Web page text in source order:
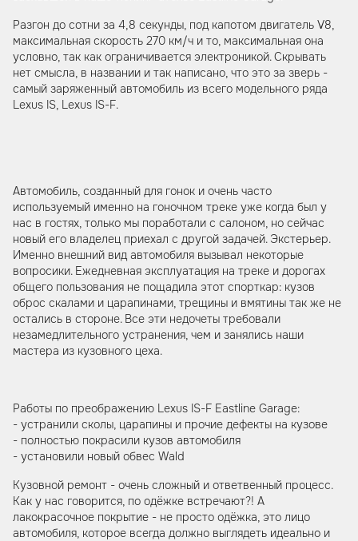
Разгон до сотни за 4,8 секунды, под капотом двигатель V8,
максимальная скорость 270 км/ч и то, максимальная она
условно, так как ограничивается электроникой. Скрывать
нет смысла, в названии и так написано, что это за зверь -
самый заряженный автомобиль из всего модельного ряда
Lexus IS, Lexus IS-F.
Автомобиль, созданный для гонок и очень часто
используемый именно на гоночном треке уже когда был у
нас в гостях, только мы поработали с салоном, но сейчас
новый его владелец приехал с другой задачей. Экстерьер.
Именно внешний вид автомобиля вызывал некоторые
вопросики. Ежедневная эксплуатация на треке и дорогах
общего пользования не пощадила этот спорткар: кузов
оброс скалами и царапинами, трещины и вмятины так же не
остались в стороне. Все эти недочеты требовали
незамедлительного устранения, чем и занялись наши
мастера из кузовного цеха.
Работы по преображению Lexus IS-F Eastline Garage:
- устранили сколы, царапины и прочие дефекты на кузове
- полностью покрасили кузов автомобиля
- установили новый обвес Wald
Кузовной ремонт - очень сложный и ответвенный процесс.
Как у нас говорится, по одёжке встречают?! А
лакокрасочное покрытие - не просто одёжка, это лицо
автомобиля, которое всегда должно выглядеть идеально и